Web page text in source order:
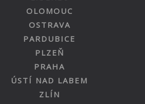
OLOMOUC
OSTRAVA
PARDUBICE
PLZEŇ
PRAHA
ÚSTÍ NAD LABEM
ZLÍN